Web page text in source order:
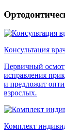
Консультация
Первичный
исправления
и предложит
взрослых.
Комплект